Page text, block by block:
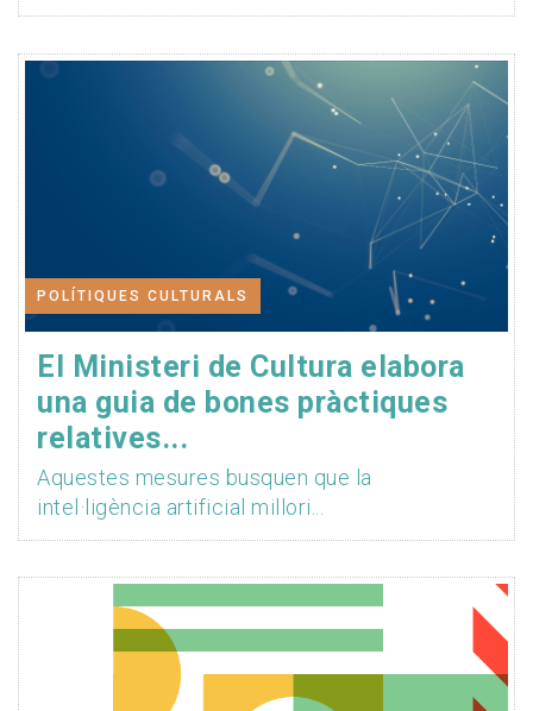
POLÍTIQUES CULTURALS
El Ministeri de Cultura elabora
una guia de bones pràctiques
relatives...
Aquestes mesures busquen que la
intel·ligència artificial millori...